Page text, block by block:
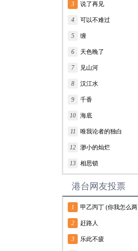
3 说了再见
4 可以不难过
5 缠
6 天色晚了
7 见山河
8 汉江水
9 千香
10 海底
11 唯我论者的独白
12 渺小的灿烂
13 相思锁
港台网友投票
1 甲乙丙丁 (你我怎么两
清)
2 赶路人
3 乐此不疲